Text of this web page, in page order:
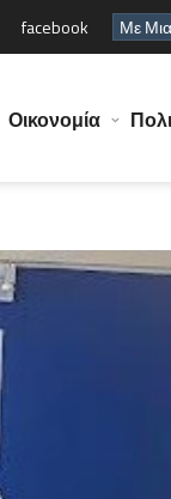
facebook Με
Οικονομία